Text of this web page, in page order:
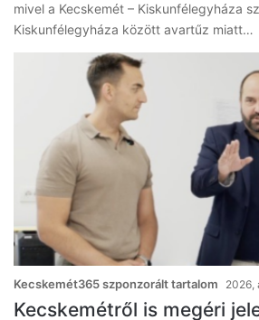
mivel a Kecskemét – Kiskunfélegyháza
Kiskunfélegyháza között avartűz miatt…
Kecskemét365 szponzorált tartalom 2026,
Kecskemétről is megéri